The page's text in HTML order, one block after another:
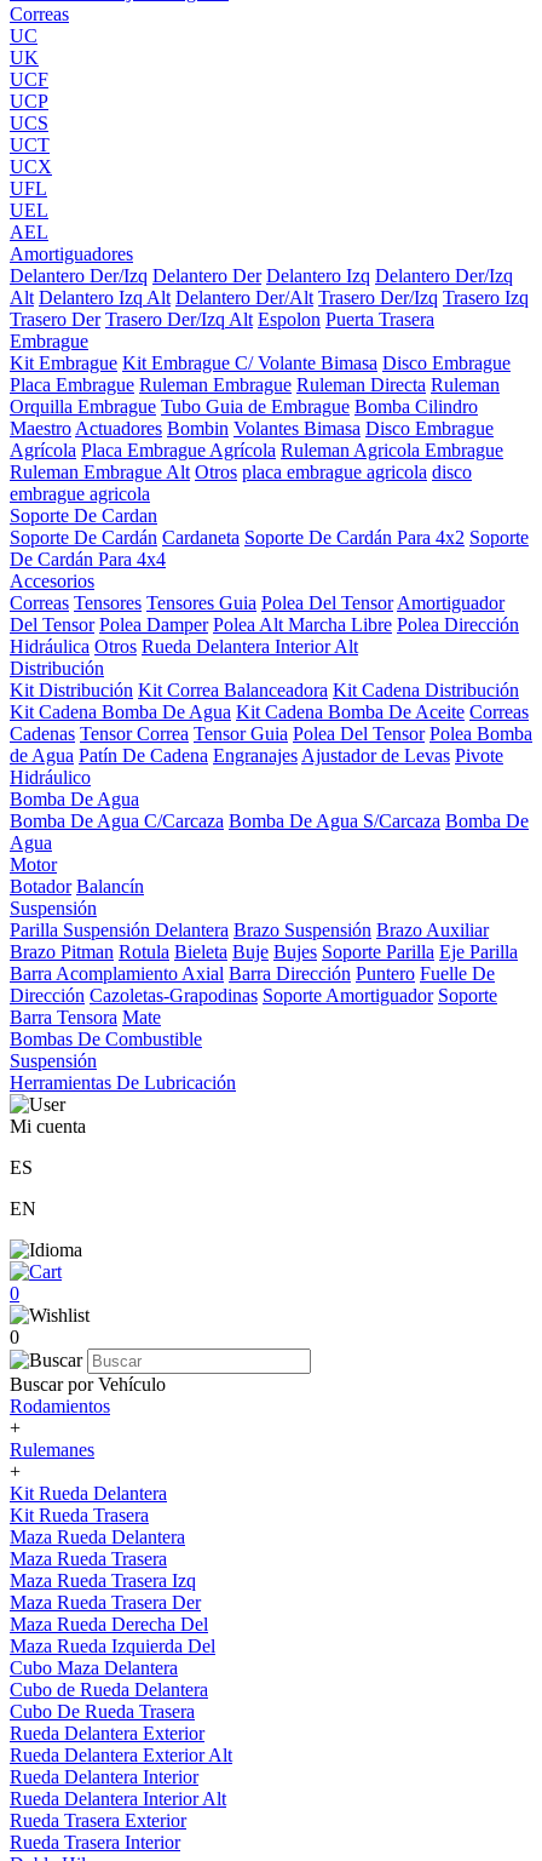
Correas
UC
UK
UCF
UCP
UCS
UCT
UCX
UFL
UEL
AEL
Amortiguadores
Delantero Der/Izq Delantero Der Delantero Izq Delantero Der/Izq
Alt Delantero Izq Alt Delantero Der/Alt Trasero Der/Izq Trasero Izq
Trasero Der Trasero Der/Izq Alt Espolon Puerta Trasera
Embrague
Kit Embrague Kit Embrague C/ Volante Bimasa Disco Embrague
Placa Embrague Ruleman Embrague Ruleman Directa Ruleman
Orquilla Embrague Tubo Guia de Embrague Bomba Cilindro
Maestro Actuadores Bombin Volantes Bimasa Disco Embrague
Agrícola Placa Embrague Agrícola Ruleman Agricola Embrague
Ruleman Embrague Alt Otros placa embrague agricola disco
embrague agricola
Soporte De Cardan
Soporte De Cardán Cardaneta Soporte De Cardán Para 4x2 Soporte
De Cardán Para 4x4
Accesorios
Correas Tensores Tensores Guia Polea Del Tensor Amortiguador
Del Tensor Polea Damper Polea Alt Marcha Libre Polea Dirección
Hidráulica Otros Rueda Delantera Interior Alt
Distribución
Kit Distribución Kit Correa Balanceadora Kit Cadena Distribución
Kit Cadena Bomba De Agua Kit Cadena Bomba De Aceite Correas
Cadenas Tensor Correa Tensor Guia Polea Del Tensor Polea Bomba
de Agua Patín De Cadena Engranajes Ajustador de Levas Pivote
Hidráulico
Bomba De Agua
Bomba De Agua C/Carcaza Bomba De Agua S/Carcaza Bomba De
Agua
Motor
Botador Balancín
Suspensión
Parilla Suspensión Delantera Brazo Suspensión Brazo Auxiliar
Brazo Pitman Rotula Bieleta Buje Bujes Soporte Parilla Eje Parilla
Barra Acomplamiento Axial Barra Dirección Puntero Fuelle De
Dirección Cazoletas-Grapodinas Soporte Amortiguador Soporte
Barra Tensora Mate
Bombas De Combustible
Suspensión
Herramientas De Lubricación
Mi cuenta
ES
EN
0
0
Buscar por Vehículo
Rodamientos
+
Rulemanes
+
Kit Rueda Delantera
Kit Rueda Trasera
Maza Rueda Delantera
Maza Rueda Trasera
Maza Rueda Trasera Izq
Maza Rueda Trasera Der
Maza Rueda Derecha Del
Maza Rueda Izquierda Del
Cubo Maza Delantera
Cubo de Rueda Delantera
Cubo De Rueda Trasera
Rueda Delantera Exterior
Rueda Delantera Exterior Alt
Rueda Delantera Interior
Rueda Delantera Interior Alt
Rueda Trasera Exterior
Rueda Trasera Interior